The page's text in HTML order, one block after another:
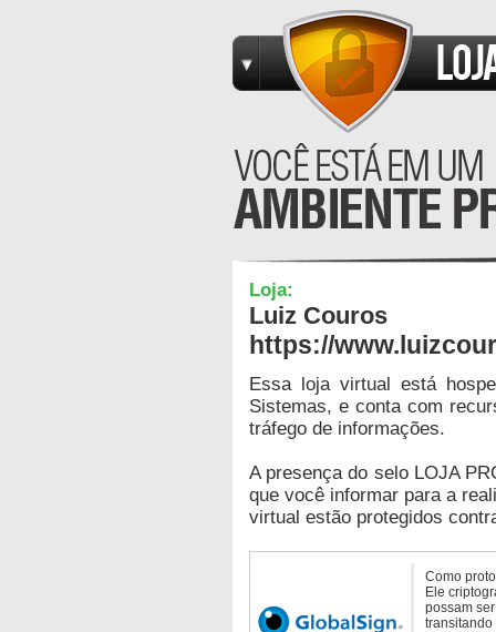
Loja:
Luiz Couros
https://
Essa loja virtual está
Sistemas, e conta com
tráfego de informações.
A presença do selo LOJA
que você informar para a
virtual estão protegidos
Como
Ele
possam
transitando